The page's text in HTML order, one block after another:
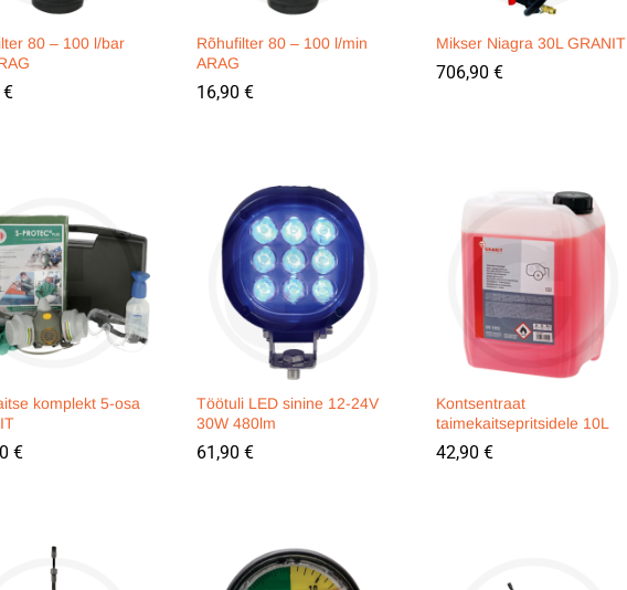
80 – 100 l/bar
€
€
Rõhufilter 80 – 100 l/min
ARAG
16,90 €
16,90 €
Mikser Niagra 30L GRANIT
706,90 €
706,90 €
komplekt 5-osa
€
€
Töötuli LED sinine 12-24V
30W 480lm
61,90 €
61,90 €
Kontsentraat
taimekaitsepritsidele 10L
42,90 €
42,90 €